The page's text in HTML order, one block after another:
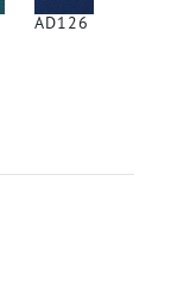
AD126